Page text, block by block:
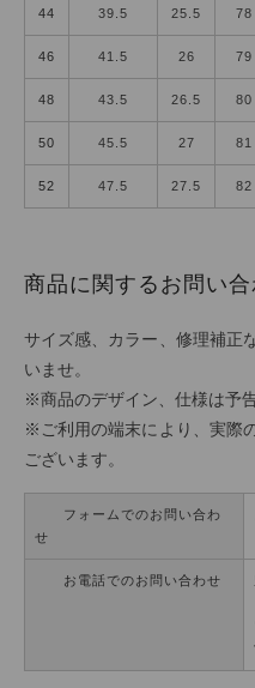
44 39.5 25.5 78
46 41.5 26 79
48 43.5 26.5 80
50 45.5 27 81
52 47.5 27.5 82
商品に関するお問い合
サイズ感、カラー、修理補正
いませ。
※商品のデザイン、仕様は予
※ご利用の端末により、実際
ございます。
フォームでのお問い合わ
せ
お電話でのお問い合わせ